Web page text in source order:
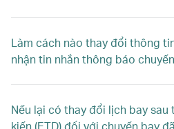
Làm cách nào thay đổi thông
nhận tin nhắn thông báo
Nếu lại có thay đổi lịch bay
kiến (ETD) đối với chuyến bay